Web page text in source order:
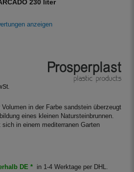
230 liter
anzeigen
in der Farbe sandstein überzeugt
eines kleinen Natursteinbrunnen.
in einem mediterranen Garten
DE *
in 1-4 Werktage per DHL.